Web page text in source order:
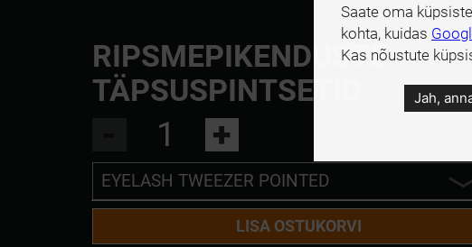
RIPSMEPIKENDUSTE
TÄPSUSPINTSETID
+
EYELASH TWEEZER POINTED
EYELASH TWEEZER POINTED
LISA OSTUKORVI
Saate oma
kohta, kuidas
Kas nõustute
Jah,